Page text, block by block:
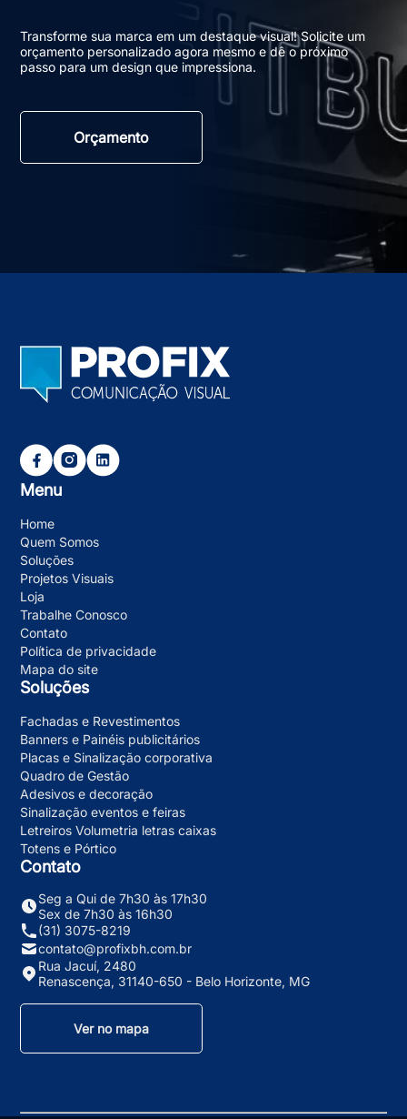
Transforme sua marca em um destaque visual! Solicite um
orçamento personalizado agora mesmo e dê o próximo
passo para um design que impressiona.
Orçamento
Menu
Home
Quem Somos
Soluções
Projetos Visuais
Loja
Trabalhe Conosco
Contato
Política de privacidade
Mapa do site
Soluções
Fachadas e Revestimentos
Banners e Painéis publicitários
Placas e Sinalização corporativa
Quadro de Gestão
Adesivos e decoração
Sinalização eventos e feiras
Letreiros Volumetria letras caixas
Totens e Pórtico
Contato
Seg a Qui de 7h30 às 17h30
Sex de 7h30 às 16h30
(31) 3075-8219
contato@profixbh.com.br
Rua Jacuí, 2480
Renascença, 31140-650 - Belo Horizonte, MG
Ver no mapa